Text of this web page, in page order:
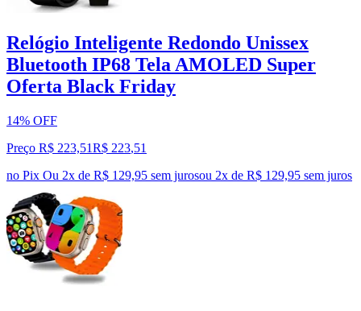
Relógio Inteligente Redondo Unissex
Bluetooth IP68 Tela AMOLED Super
Oferta Black Friday
14% OFF
Preço R$ 223,51R$ 223,51
no Pix Ou 2x de R$ 129,95 sem jurosou 2x de R$ 129,95 sem juros